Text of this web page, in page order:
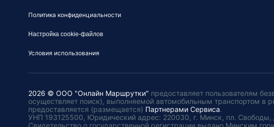
Политика конфиденциальности
Настройка cookie-файлов
Условия использования
2026 © ООО "Онлайн Маршрутки" предоставляет пользователям
осуществляет поиск), выполняемой автомобильным транспортом в
предоставляется (размещается) Партнерами Сервиса.
УНП 193125500, Юридический адрес: 220030, г. Минск, пл.
Свидетельство о государственной регистрации выдано Минским